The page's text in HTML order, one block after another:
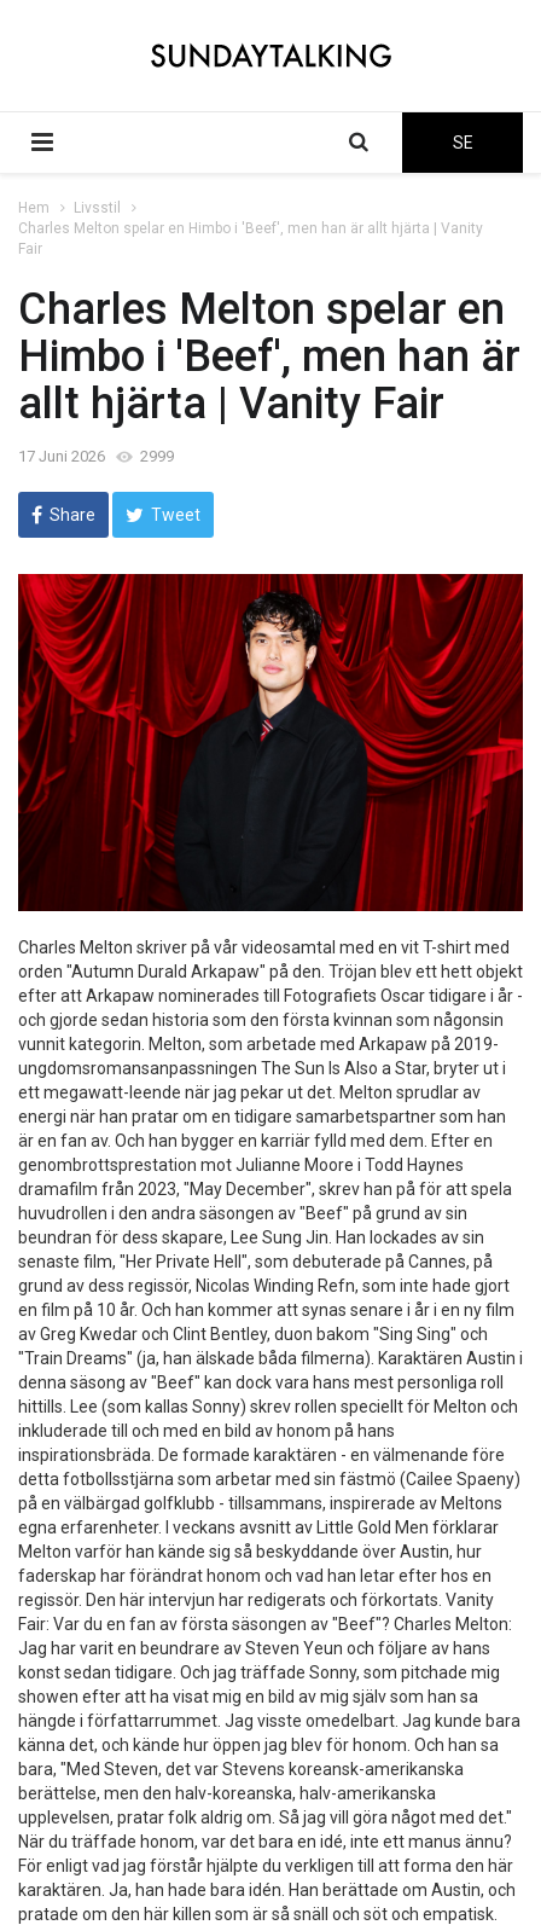
SE
Hem
Livsstil
Charles Melton spelar en Himbo i 'Beef', men han är allt hjärta | Vanity
Fair
Charles Melton spelar en
Himbo i 'Beef', men han är
allt hjärta | Vanity Fair
17 Juni 2026 2999
Share Tweet
Charles Melton skriver på vår videosamtal med en vit T-shirt med
orden "Autumn Durald Arkapaw" på den. Tröjan blev ett hett objekt
efter att Arkapaw nominerades till Fotografiets Oscar tidigare i år -
och gjorde sedan historia som den första kvinnan som någonsin
vunnit kategorin. Melton, som arbetade med Arkapaw på 2019-
ungdomsromansanpassningen The Sun Is Also a Star, bryter ut i
ett megawatt-leende när jag pekar ut det. Melton sprudlar av
energi när han pratar om en tidigare samarbetspartner som han
är en fan av. Och han bygger en karriär fylld med dem. Efter en
genombrottsprestation mot Julianne Moore i Todd Haynes
dramafilm från 2023, "May December", skrev han på för att spela
huvudrollen i den andra säsongen av "Beef" på grund av sin
beundran för dess skapare, Lee Sung Jin. Han lockades av sin
senaste film, "Her Private Hell", som debuterade på Cannes, på
grund av dess regissör, Nicolas Winding Refn, som inte hade gjort
en film på 10 år. Och han kommer att synas senare i år i en ny film
av Greg Kwedar och Clint Bentley, duon bakom "Sing Sing" och
"Train Dreams" (ja, han älskade båda filmerna). Karaktären Austin i
denna säsong av "Beef" kan dock vara hans mest personliga roll
hittills. Lee (som kallas Sonny) skrev rollen speciellt för Melton och
inkluderade till och med en bild av honom på hans
inspirationsbräda. De formade karaktären - en välmenande före
detta fotbollsstjärna som arbetar med sin fästmö (Cailee Spaeny)
på en välbärgad golfklubb - tillsammans, inspirerade av Meltons
egna erfarenheter. I veckans avsnitt av Little Gold Men förklarar
Melton varför han kände sig så beskyddande över Austin, hur
faderskap har förändrat honom och vad han letar efter hos en
regissör. Den här intervjun har redigerats och förkortats. Vanity
Fair: Var du en fan av första säsongen av "Beef"? Charles Melton:
Jag har varit en beundrare av Steven Yeun och följare av hans
konst sedan tidigare. Och jag träffade Sonny, som pitchade mig
showen efter att ha visat mig en bild av mig själv som han sa
hängde i författarrummet. Jag visste omedelbart. Jag kunde bara
känna det, och kände hur öppen jag blev för honom. Och han sa
bara, "Med Steven, det var Stevens koreansk-amerikanska
berättelse, men den halv-koreanska, halv-amerikanska
upplevelsen, pratar folk aldrig om. Så jag vill göra något med det."
När du träffade honom, var det bara en idé, inte ett manus ännu?
För enligt vad jag förstår hjälpte du verkligen till att forma den här
karaktären. Ja, han hade bara idén. Han berättade om Austin, och
pratade om den här killen som är så snäll och söt och empatisk.